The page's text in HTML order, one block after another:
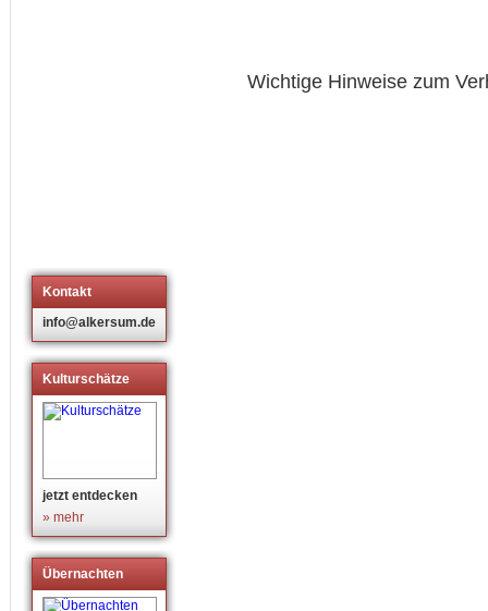
Wichtige Hinweise zum
Kontakt
info@alkersum.de
Kulturschätze
jetzt entdecken
» mehr
Übernachten